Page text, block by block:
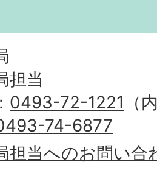
担当
0493-72-1221 （
74-6877
担当へのお問い合